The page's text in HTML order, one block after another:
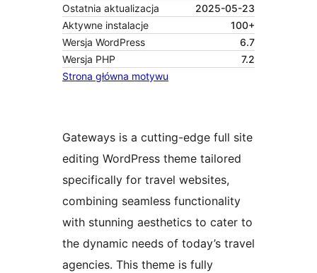
Ostatnia aktualizacja
2025-05-23
Aktywne instalacje
100+
Wersja WordPress
6.7
Wersja PHP
7.2
Strona główna motywu
Gateways is a cutting-edge full site
editing WordPress theme tailored
specifically for travel websites,
combining seamless functionality
with stunning aesthetics to cater to
the dynamic needs of today’s travel
agencies. This theme is fully